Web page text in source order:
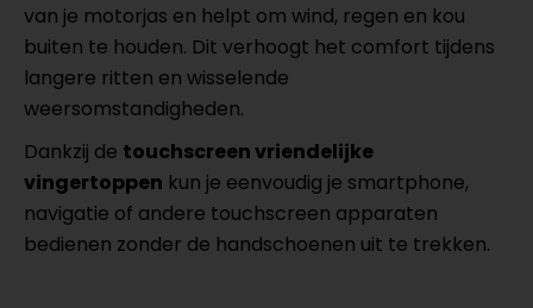
van je motorjas en helpt om wind, regen en kou
buiten te houden. Dit verhoogt het comfort tijdens
langere ritten en wisselende
weersomstandigheden.
Dankzij de touchscreen vriendelijke
vingertoppen kun je eenvoudig je smartphone,
navigatie of andere touchscreen apparaten
bedienen zonder de handschoenen uit te trekken.